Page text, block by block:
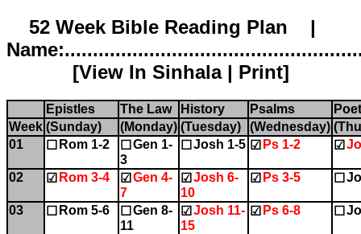
52 Week Bible Reading Plan |
[View In Sinhala| Print]
Epistles The Law History Psalms
Week (Sunday) (Monday) (Tuesday) (Wednesday)
01
☐ Rom 1-2 ☐ Gen 1-
3
☐ Josh 1-5 ☑ Ps 1-2 ☑
02 ☑ Rom 3-4 ☑ Gen 4-
7
☑ Josh 6-
10
☑ Ps 3-5 ☐
03 ☐ Rom 5-6 ☐ Gen 8-
11
☑ Josh 11-
15
☑ Ps 6-8 ☐